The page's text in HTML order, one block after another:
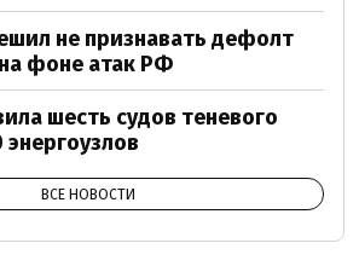
не признавать дефолт
фоне атак РФ
шесть судов теневого
ВСЕ НОВОСТИ